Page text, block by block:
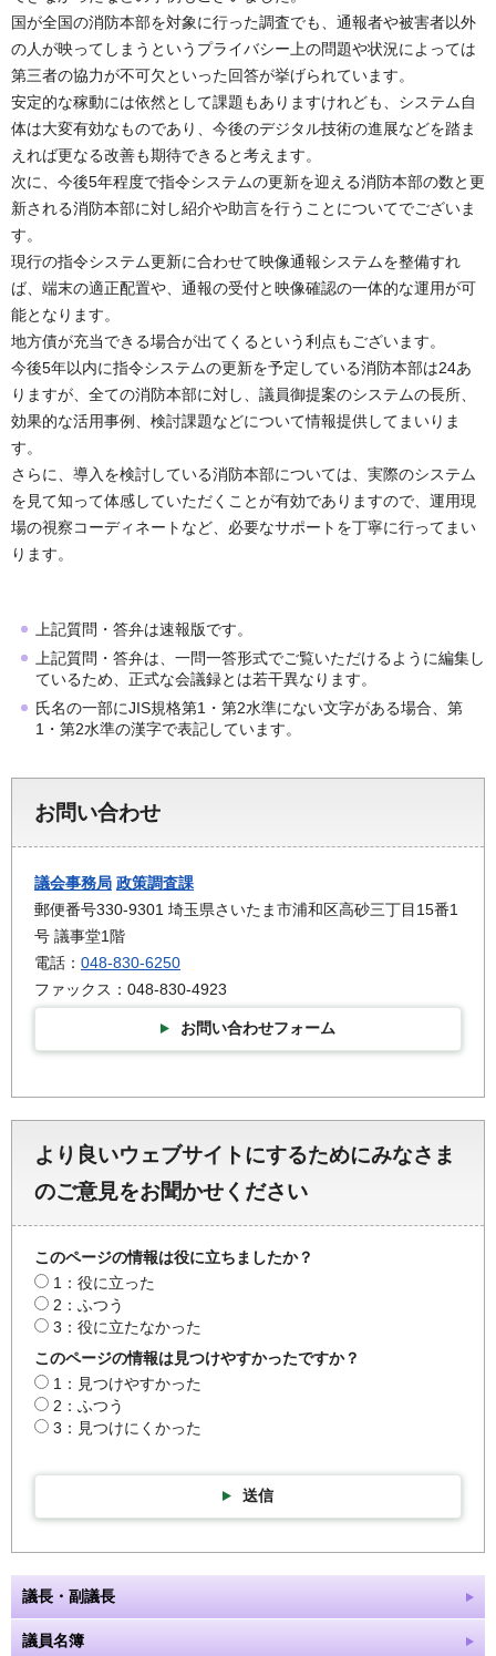
国が全国の消防本部を対象に行った調査でも、通報者や被害者以外
の人が映ってしまうというプライバシー上の問題や状況によっては
第三者の協力が不可欠といった回答が挙げられています。
安定的な稼動には依然として課題もありますけれども、システム自
体は大変有効なものであり、今後のデジタル技術の進展などを踏ま
えれば更なる改善も期待できると考えます。
次に、今後5年程度で指令システムの更新を迎える消防本部の数と更
新される消防本部に対し紹介や助言を行うことについてでございま
す。
現行の指令システム更新に合わせて映像通報システムを整備すれ
ば、端末の適正配置や、通報の受付と映像確認の一体的な運用が可
能となります。
地方債が充当できる場合が出てくるという利点もございます。
今後5年以内に指令システムの更新を予定している消防本部は24あ
りますが、全ての消防本部に対し、議員御提案のシステムの長所、
効果的な活用事例、検討課題などについて情報提供してまいりま
す。
さらに、導入を検討している消防本部については、実際のシステム
を見て知って体感していただくことが有効でありますので、運用現
場の視察コーディネートなど、必要なサポートを丁寧に行ってまい
ります。
上記質問・答弁は速報版です。
上記質問・答弁は、一問一答形式でご覧いただけるように編集し
ているため、正式な会議録とは若干異なります。
氏名の一部にJIS規格第1・第2水準にない文字がある場合、第
1・第2水準の漢字で表記しています。
お問い合わせ
議会事務局 政策調査課
郵便番号330-9301 埼玉県さいたま市浦和区高砂三丁目15番1
号 議事堂1階
電話： 048-830-6250
ファックス：048-830-4923
お問い合わせフォーム
より良いウェブサイトにするためにみなさま
のご意見をお聞かせください
このページの情報は役に立ちましたか？
1：役に立った
2：ふつう
3：役に立たなかった
このページの情報は見つけやすかったですか？
1：見つけやすかった
2：ふつう
3：見つけにくかった
送信
議長・副議長
議員名簿